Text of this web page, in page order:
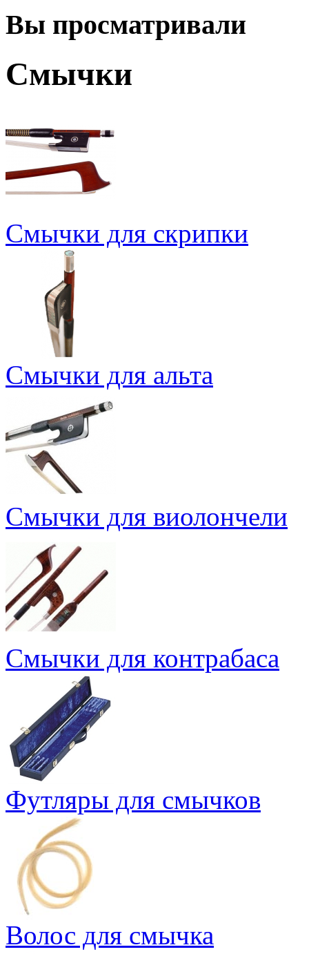
Вы просматривали
Смычки
Смычки для скрипки
Смычки для альта
Смычки для виолончели
Смычки для контрабаса
Футляры для смычков
Волос для смычка